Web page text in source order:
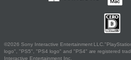
©2026 Sony Interactive Entertainment
logo", "PS5", "PS4 logo" and "PS4" are registered
Interactive Entertainment Inc.